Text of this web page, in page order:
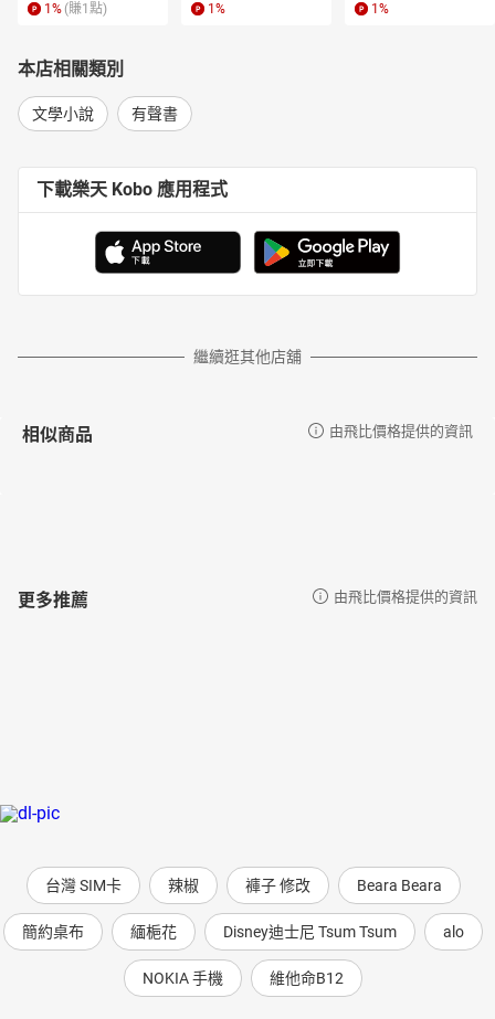
1 % (賺1 點) 1 % 1 %
本店相關類別
文學小說 有聲書
下載樂天 Kobo 應用程式
繼續逛其他店舖
相似商品 由飛比價格提供的資訊
更多推薦 由飛比價格提供的資訊
台灣 SIM卡 辣椒 褲子 修改 Beara Beara
簡約桌布 緬梔花 Disney迪士尼 Tsum Tsum alo
NOKIA 手機 維他命B12